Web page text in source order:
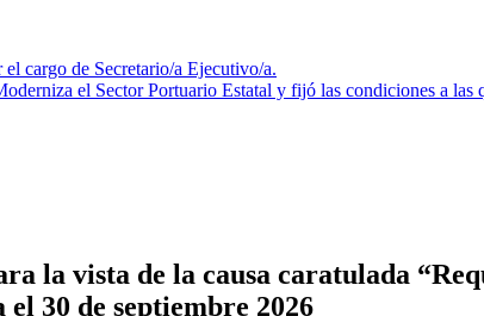
cargo de Secretario/a Ejecutivo/a.
el Sector Portuario Estatal y fijó las condiciones a las
la vista de la causa caratulada
30 de septiembre 2026